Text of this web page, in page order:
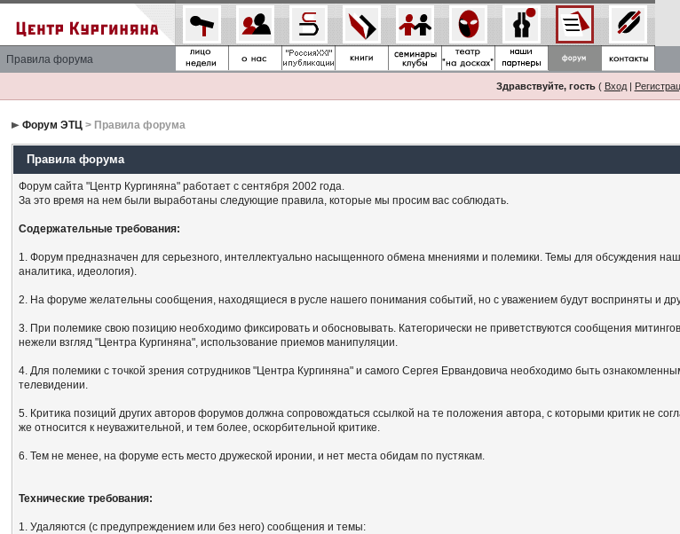
Правила форума
Здравствуйте, гость( Вход|
Форум ЭТЦ > Правила форума
Правила форума
Форум сайта "Центр Кургиняна" работает с сентября 2002 года.
За это время на нем были выработаны следующие правила, которые мы просим вас соблюдать.
Содержательные требования:
1. Форум предназначен для серьезного, интеллектуально насыщенного обмена мнениями и полемики. Темы для обсуждения
аналитика, идеология).
2. На форуме желательны сообщения, находящиеся в русле нашего понимания событий, но с уважением будут восприняты и
3. При полемике свою позицию необходимо фиксировать и обосновывать. Категорически не приветствуются сообщения
нежели взгляд "Центра Кургиняна", использование приемов манипуляции.
4. Для полемики с точкой зрения сотрудников "Центра Кургиняна" и самого Сергея Ервандовича необходимо быть
телевидении.
5. Критика позиций других авторов форумов должна сопровождаться ссылкой на те положения автора, с которыми критик не
же относится к неуважительной, и тем более, оскорбительной критике.
6. Тем не менее, на форуме есть место дружеской иронии, и нет места обидам по пустякам.
Технические требования:
1. Удаляются (с предупреждением или без него) сообщения и темы: